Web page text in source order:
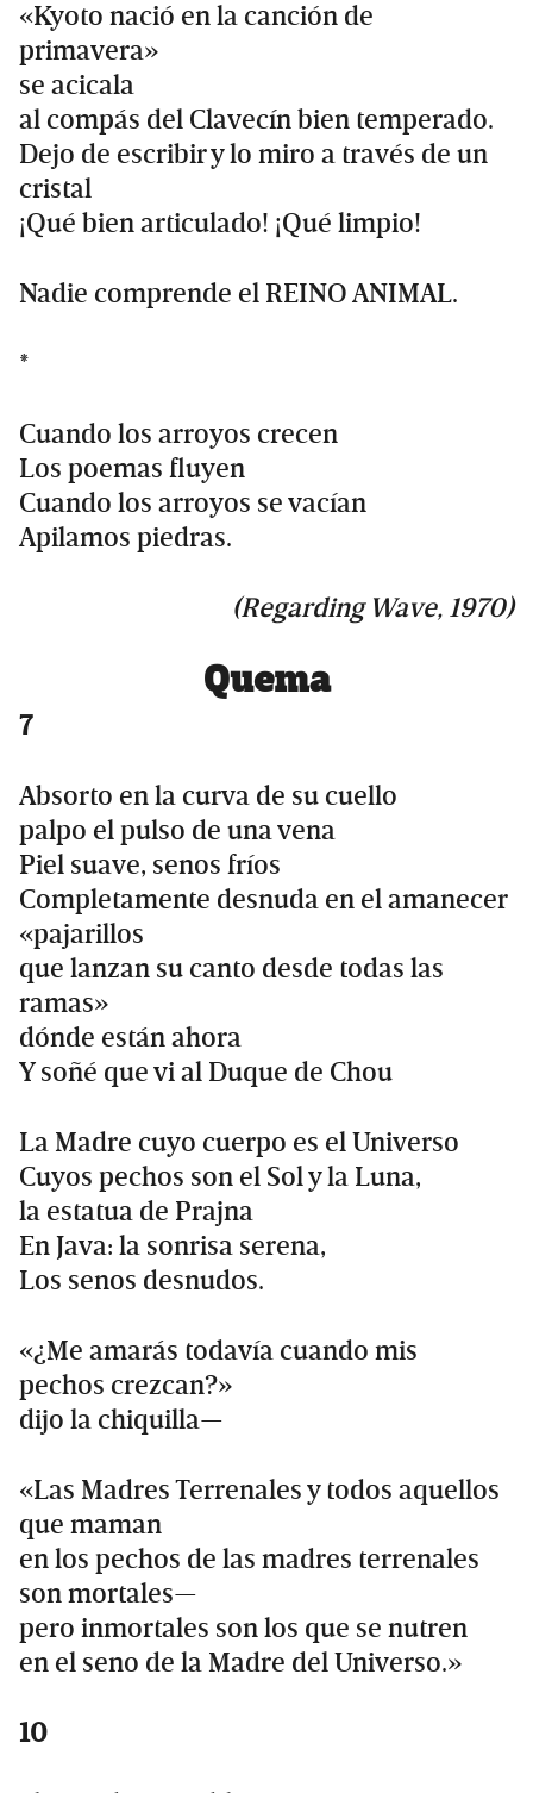
«Kyoto nació en la canción de
primavera»
se acicala
al compás del Clavecín bien temperado.
Dejo de escribir y lo miro a través de un
cristal
¡Qué bien articulado! ¡Qué limpio!
Nadie comprende el REINO ANIMAL.
*
Cuando los arroyos crecen
Los poemas fluyen
Cuando los arroyos se vacían
Apilamos piedras.
(Regarding Wave, 1970)
Quema
7
Absorto en la curva de su cuello
palpo el pulso de una vena
Piel suave, senos fríos
Completamente desnuda en el amanecer
«pajarillos
que lanzan su canto desde todas las
ramas»
dónde están ahora
Y soñé que vi al Duque de Chou
La Madre cuyo cuerpo es el Universo
Cuyos pechos son el Sol y la Luna,
la estatua de Prajna
En Java: la sonrisa serena,
Los senos desnudos.
«¿Me amarás todavía cuando mis
pechos crezcan?»
dijo la chiquilla—
«Las Madres Terrenales y todos aquellos
que maman
en los pechos de las madres terrenales
son mortales—
pero inmortales son los que se nutren
en el seno de la Madre del Universo.»
10